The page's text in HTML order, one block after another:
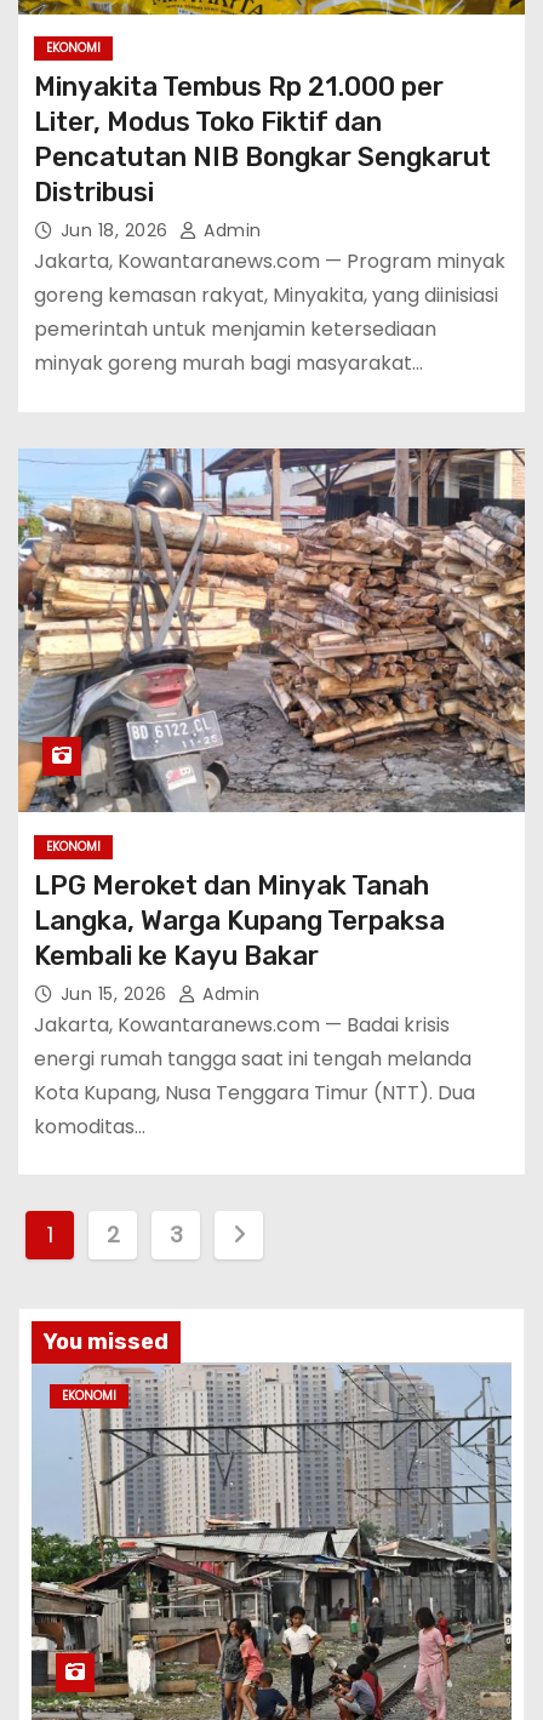
EKONOMI
Minyakita Tembus Rp 21.000 per
Liter, Modus Toko Fiktif dan
Pencatutan NIB Bongkar Sengkarut
Distribusi
Jun 18, 2026 Admin
Jakarta, Kowantaranews.com — Program minyak
goreng kemasan rakyat, Minyakita, yang diinisiasi
pemerintah untuk menjamin ketersediaan
minyak goreng murah bagi masyarakat…
EKONOMI
LPG Meroket dan Minyak Tanah
Langka, Warga Kupang Terpaksa
Kembali ke Kayu Bakar
Jun 15, 2026 Admin
Jakarta, Kowantaranews.com — Badai krisis
energi rumah tangga saat ini tengah melanda
Kota Kupang, Nusa Tenggara Timur (NTT). Dua
komoditas…
s
p
o
1 2 3
You missed
EKONOMI